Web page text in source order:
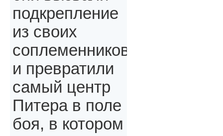
подкрепление
из своих
соплеменников
и превратили
самый центр
Питера в поле
боя, в котором